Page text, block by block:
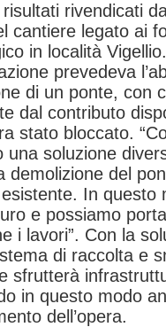
rivendicati
cantiere legato ai
in località
prevedeva
di un ponte, con
dal contributo
stato bloccato.
una soluzione
demolizione del
In questo
e possiamo
i lavori”. Con la
di raccolta e
sfrutterà
in questo modo
dell’opera.